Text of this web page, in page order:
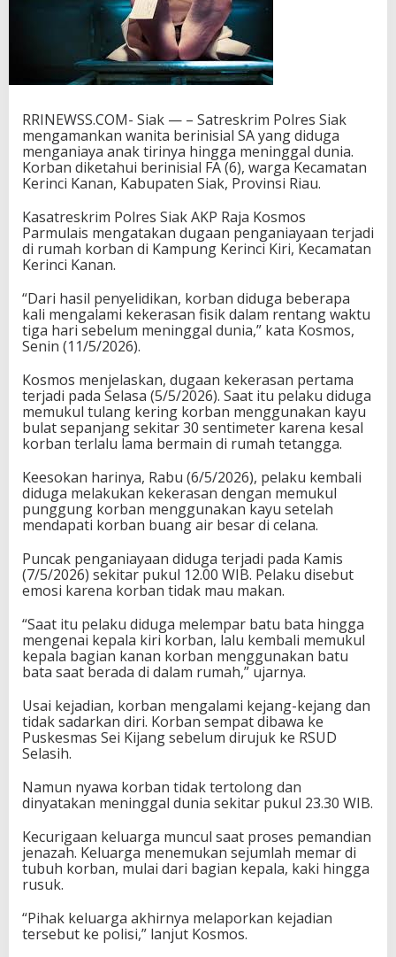
a
h
6
T
a
h
n
M
e
n
i
g
g
a
RRINEWSS.COM- Siak — – Satreskrim Polres Siak
mengamankan wanita berinisial SA yang diduga
menganiaya anak tirinya hingga meninggal dunia.
Korban diketahui berinisial FA (6), warga Kecamatan
Kerinci Kanan, Kabupaten Siak, Provinsi Riau.
Kasatreskrim Polres Siak AKP Raja Kosmos
Parmulais mengatakan dugaan penganiayaan terjadi
di rumah korban di Kampung Kerinci Kiri, Kecamatan
Kerinci Kanan.
“Dari hasil penyelidikan, korban diduga beberapa
kali mengalami kekerasan fisik dalam rentang waktu
tiga hari sebelum meninggal dunia,” kata Kosmos,
Senin (11/5/2026).
Kosmos menjelaskan, dugaan kekerasan pertama
terjadi pada Selasa (5/5/2026). Saat itu pelaku diduga
memukul tulang kering korban menggunakan kayu
bulat sepanjang sekitar 30 sentimeter karena kesal
korban terlalu lama bermain di rumah tetangga.
Keesokan harinya, Rabu (6/5/2026), pelaku kembali
diduga melakukan kekerasan dengan memukul
punggung korban menggunakan kayu setelah
mendapati korban buang air besar di celana.
Puncak penganiayaan diduga terjadi pada Kamis
(7/5/2026) sekitar pukul 12.00 WIB. Pelaku disebut
emosi karena korban tidak mau makan.
“Saat itu pelaku diduga melempar batu bata hingga
mengenai kepala kiri korban, lalu kembali memukul
kepala bagian kanan korban menggunakan batu
bata saat berada di dalam rumah,” ujarnya.
Usai kejadian, korban mengalami kejang-kejang dan
tidak sadarkan diri. Korban sempat dibawa ke
Puskesmas Sei Kijang sebelum dirujuk ke RSUD
Selasih.
Namun nyawa korban tidak tertolong dan
dinyatakan meninggal dunia sekitar pukul 23.30 WIB.
Kecurigaan keluarga muncul saat proses pemandian
jenazah. Keluarga menemukan sejumlah memar di
tubuh korban, mulai dari bagian kepala, kaki hingga
rusuk.
“Pihak keluarga akhirnya melaporkan kejadian
tersebut ke polisi,” lanjut Kosmos.